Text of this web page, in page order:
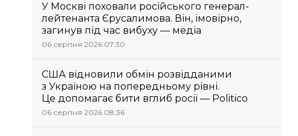
У Москві поховали російського генерал-
лейтенанта Єрусалимова. Він, імовірно,
загинув під час вибуху — медіа
06 серпня 2026 07:30
США відновили обмін розвідданими
з Україною на попередньому рівні.
Це допомагає бити вглиб росії — Politico
06 серпня 2026 08:36